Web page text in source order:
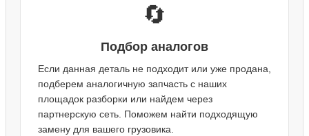
🔄
Подбор аналогов
Если данная деталь не подходит или уже продана,
подберем аналогичную запчасть с наших
площадок разборки или найдем через
партнерскую сеть. Поможем найти подходящую
замену для вашего грузовика.